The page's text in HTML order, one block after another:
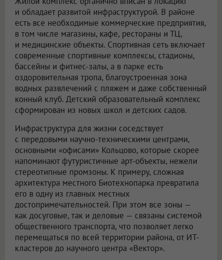
и обладает развитой инфраструктурой. В районе
есть все необходимые коммерческие предприятия,
в том числе магазины, кафе, рестораны и ТЦ,
и медицинские объекты. Спортивная сеть включает
современные спортивные комплексы, стадионы,
бассейны и фитнес-залы, а в парке есть
оздоровительная тропа, благоустроенная зона
водных развлечений с пляжем и даже собственный
конный клуб. Детский образовательный комплекс
сформирован из новых школ и детских садов.
Инфраструктура для жизни соседствует
с передовыми научно-техническими центрами,
основными «офисами» Кольцово, которые скорее
напоминают футуристичные арт-объекты, нежели
стереотипные промзоны. К примеру, сложная
архитектура местного Биотехнопарка превратила
его в одну из главных местных
достопримечательностей. При этом все зоны —
как досуговые, так и деловые — связаны системой
общественного транспорта, что позволяет легко
перемещаться по всей территории района, от ИТ-
кластеров до научного центра «Вектор».